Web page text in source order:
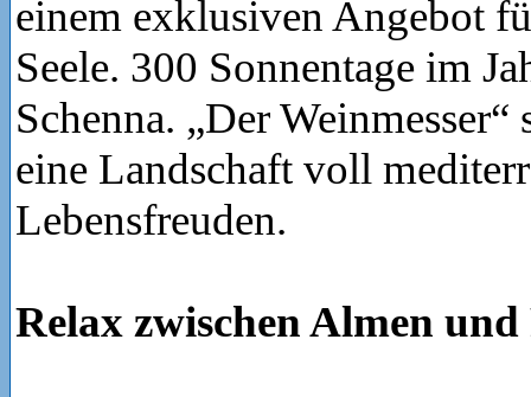
einem exklusiven Angebot
Seele. 300 Sonnentage im
Schenna. „Der
eine Landschaft voll
Lebensfreuden.
Relax zwischen Almen und